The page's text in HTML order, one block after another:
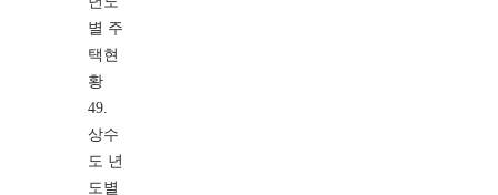
별 주
택현
황
49.
상수
도 년
도별